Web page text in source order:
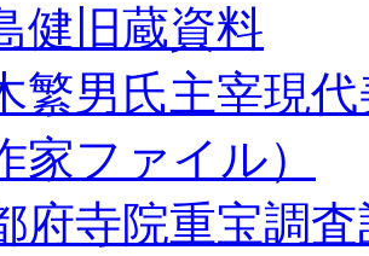
健旧蔵資料
繁男氏主宰現
家ファイル）
府寺院重宝調